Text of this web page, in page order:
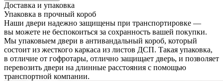
Доставка и упаковка
Упаковка в прочный короб
Наши двери надежно защищены при транспортировке —
вы можете не беспокоиться за сохранность вашей покупки.
Мы упаковыем двери в антивандальный короб, который
состоит из жесткого каркаса из листов ДСП. Такая упаковка,
в отличие от гофротары, отлично защищает дверь, и позволяет
перевозить двери на длинные расстояния с помощью
транспортной компании.